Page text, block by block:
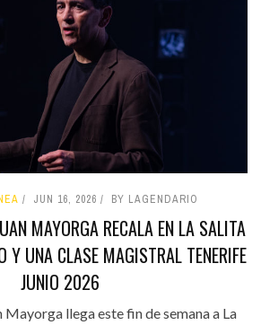
JUN 16, 2026 BY LAGENDARIO
MAYORGA RECALA EN LA SALITA
Y UNA CLASE MAGISTRAL TENERIFE
JUNIO 2026
Mayorga llega este fin de semana a La